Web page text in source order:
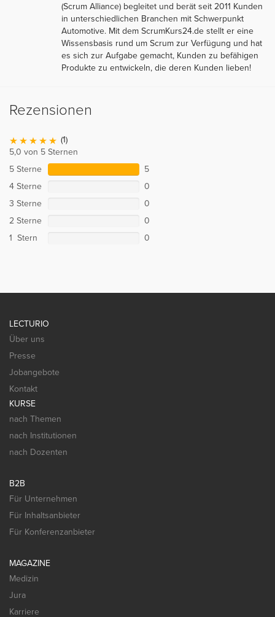
(Scrum Alliance) begleitet und berät seit 2011 Kunden
in unterschiedlichen Branchen mit Schwerpunkt
Automotive. Mit dem ScrumKurs24.de stellt er eine
Wissensbasis rund um Scrum zur Verfügung und hat
es sich zur Aufgabe gemacht, Kunden zu befähigen
Produkte zu entwickeln, die deren Kunden lieben!
Rezensionen
(1)
5,0 von 5 Sternen
5 Sterne
5
4 Sterne
0
3 Sterne
0
2 Sterne
0
1 Stern
0
LECTURIO
Über uns
Presse
Jobangebote
Kontakt
KURSE
nach Themen
nach Institutionen
nach Dozenten
B2B
Für Unternehmen
Für Inhaltsanbieter
Für Konferenzanbieter
MAGAZINE
Medizin
Jura
Karriere